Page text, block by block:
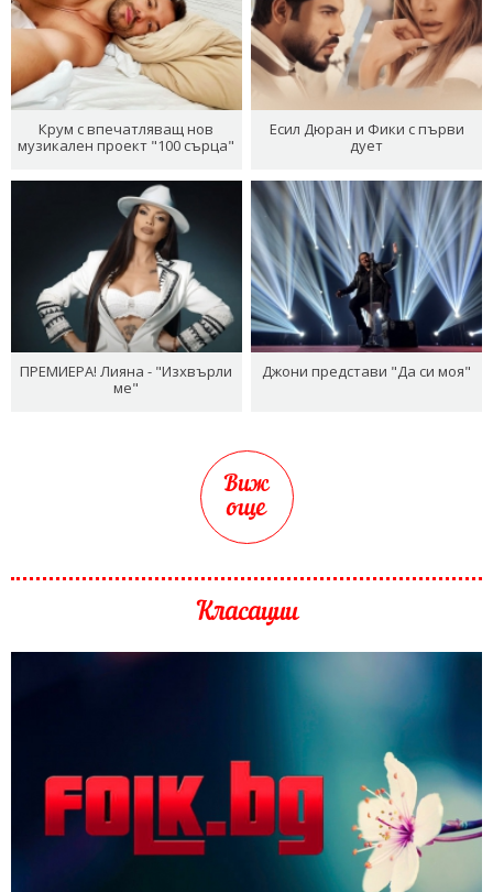
Крум с впечатляващ нов
музикален проект "100 сърца"
Есил Дюран и Фики с първи
дует
ПРЕМИЕРА! Лияна - "Изхвърли
ме"
Джони представи "Да си моя"
Виж
още
Класации